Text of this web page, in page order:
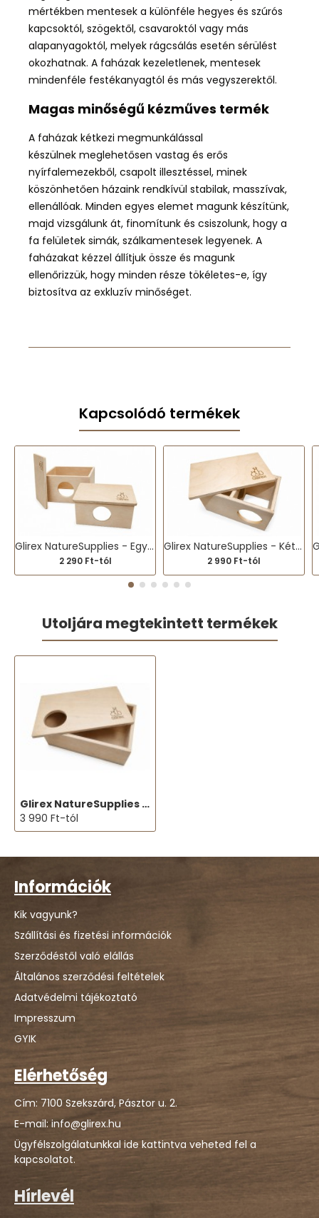
mértékben mentesek a különféle hegyes és szúrós
kapcsoktól, szögektől, csavaroktól vagy más
alapanyagoktól, melyek rágcsálás esetén sérülést
okozhatnak. A faházak kezeletlenek, mentesek
mindenféle festékanyagtól és más vegyszerektől.
Magas minőségű kézműves termék
A faházak kétkezi megmunkálással
készülnek meglehetősen vastag és erős
nyírfalemezekből, csapolt illesztéssel, minek
köszönhetően házaink rendkívül stabilak, masszívak,
ellenállóak. Minden egyes elemet magunk készítünk,
majd vizsgálunk át, finomítunk és csiszolunk, hogy a
fa felületek simák, szálkamentesek legyenek. A
faházakat kézzel állítjuk össze és magunk
ellenőrizzük, hogy minden része tökéletes-e, így
biztosítva az exkluzív minőséget.
Kapcsolódó termékek
Glirex NatureSupplies - Egykamrás ház
2 290 Ft-tól
Glirex NatureSupplies - Kétkamrás ház
2 990 Ft-tól
Utoljára megtekintett termékek
Glirex NatureSupplies - Bunkerház
3 990 Ft-tól
Információk
Kik vagyunk?
Szállítási és fizetési információk
Szerződéstől való elállás
Általános szerződési feltételek
Adatvédelmi tájékoztató
Impresszum
GYIK
Elérhetőség
Cím: 7100 Szekszárd, Pásztor u. 2.
E-mail: info@glirex.hu
Ügyfélszolgálatunkkal ide kattintva veheted fel a
kapcsolatot.
Hírlevél